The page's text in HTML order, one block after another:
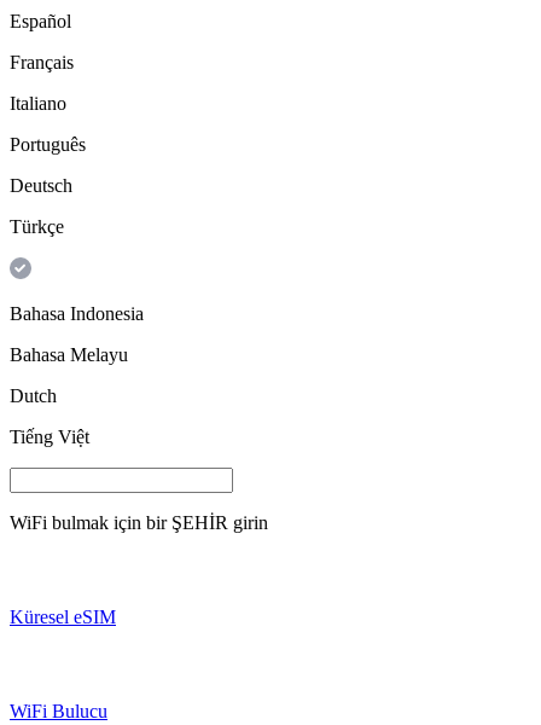
Español
Français
Italiano
Português
Deutsch
Türkçe
Bahasa Indonesia
Bahasa Melayu
Dutch
Tiếng Việt
WiFi bulmak için bir ŞEHİR girin
Küresel eSIM
WiFi Bulucu